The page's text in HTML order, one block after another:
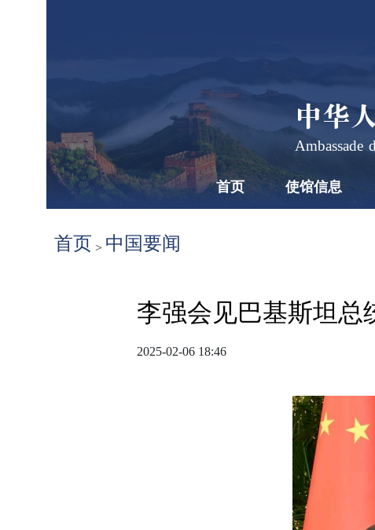
中华
Ambassade
首页 使馆信息
首页 > 中国要闻
李强会见巴基斯坦总
2025-02-06 18:46